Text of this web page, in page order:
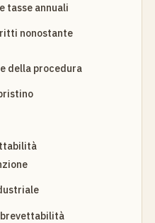
tasse annuali
nonostante
della procedura
brevettabilità